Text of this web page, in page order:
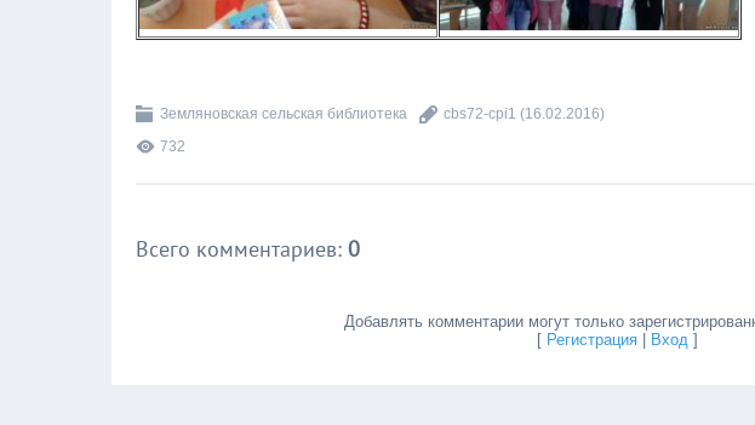
Земляновская сельская библиотека cbs72-cpi1 (16.02.2016)
732
Всего комментариев: 0
Добавлять комментарии могут только
[ Регистрация Вход ]